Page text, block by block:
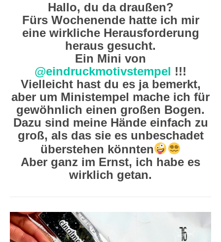
Hallo, du da draußen?
Fürs Wochenende hatte ich mir
eine wirkliche Herausforderung
heraus gesucht.
Ein Mini von
@eindruckmotivstempel !!!
Vielleicht hast du es ja bemerkt,
aber um Ministempel mache ich für
gewöhnlich einen großen Bogen.
Dazu sind meine Hände einfach zu
groß, als das sie es unbeschadet
überstehen könnten
Aber ganz im Ernst, ich habe es
wirklich getan.